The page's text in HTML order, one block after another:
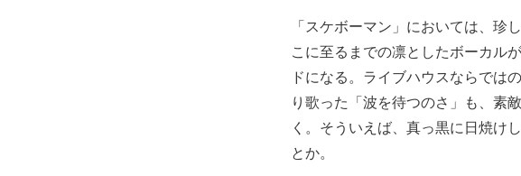
「スケボーマン」においては、
こに至るまでの凛としたボーカル
ドになる。ライブハウスならでは
り歌った「波を待つのさ」も、素
く。そういえば、真っ黒に日焼け
とか。